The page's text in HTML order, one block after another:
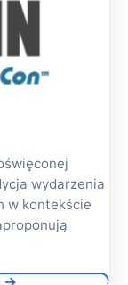
wydarzenia
w kontekście
→